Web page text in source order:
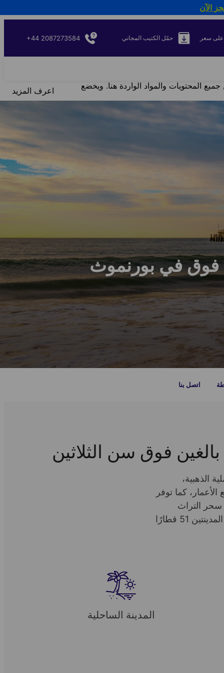
سعر حمّل الكتيب المجاني +44 2087273584
المحتويات والمواد الواردة هنا. ويخضع اعرف المزيد
الآن
اتصل بنا
فوق سن الثلاثين
الذهبية،
كما توفر
عام، تجمع بورنموث بين سحر التراث
البريطاني الأصيل والطاقة العصرية الحديثة. بالإضافة إلى ذلك، يسهّل موقعها المميز زيارة لندن، حيث يربط بين المدينتين 51 قطارًا
المدينة الساحلية